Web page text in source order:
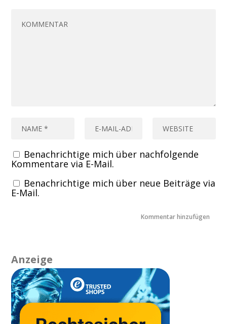
Benachrichtige mich über nachfolgende
Kommentare via E-Mail.
Benachrichtige mich über neue Beiträge via
E-Mail.
Anzeige